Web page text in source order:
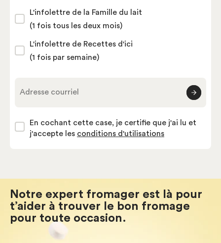
L'infolettre de la Famille du lait
(1 fois tous les deux mois)
L'infolettre de Recettes d'ici
(1 fois par semaine)
Adresse courriel
En cochant cette case, je certifie que j'ai lu et
j'accepte les conditions d'utilisations
Notre expert fromager est là pour
t’aider à trouver le bon fromage
pour toute occasion.